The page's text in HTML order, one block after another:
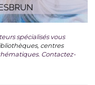
spécialisés vous
centres
Contactez-